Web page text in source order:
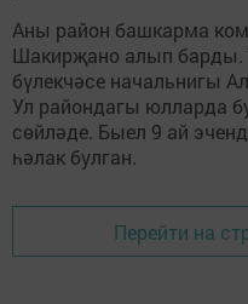
Аны район башкарма
Шакирҗано алып барды.
бүлекчәсе начальнигы
Ул райондагы юлларда
сөйләде. Быел 9 ай
һәлак булган.
Перейти на